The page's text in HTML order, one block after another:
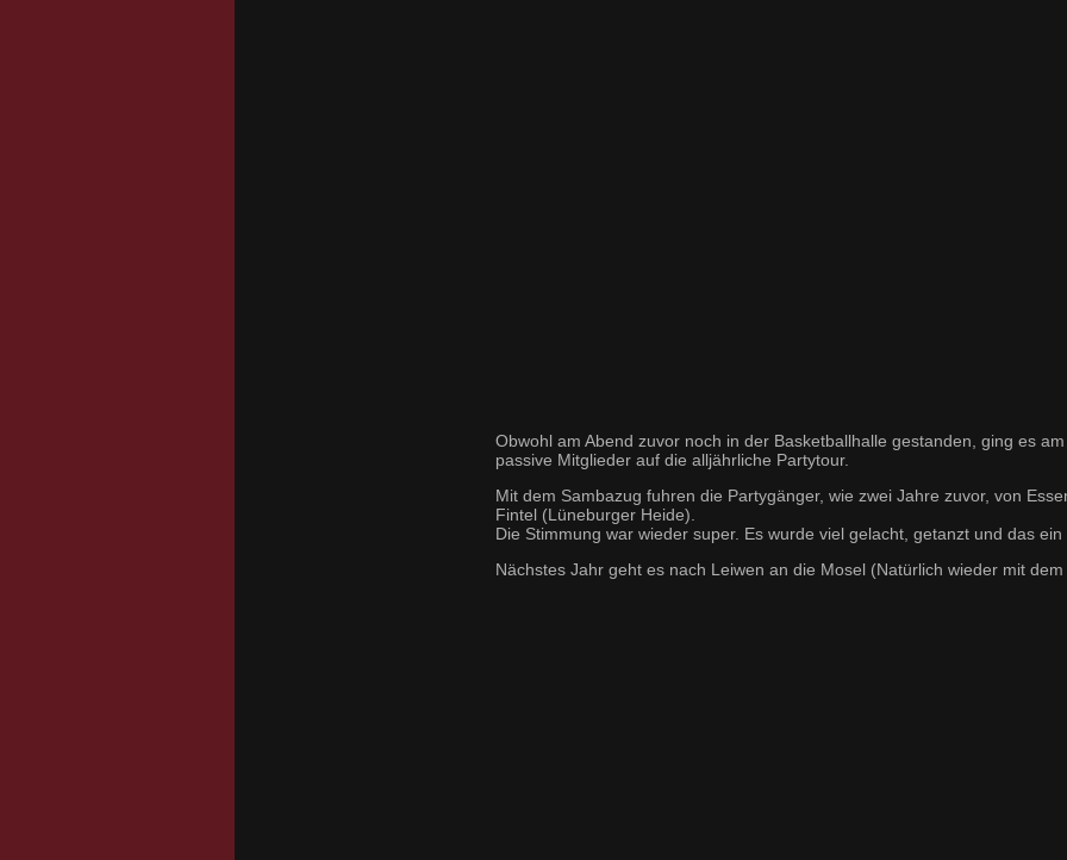
Obwohl am Abend zuvor noch in der Basketballhalle gestanden, ging es
passive Mitglieder auf die alljährliche Partytour.
Mit dem Sambazug fuhren die Partygänger, wie zwei Jahre zuvor, von
Fintel (Lüneburger Heide).
Die Stimmung war wieder super. Es wurde viel gelacht, getanzt und das
Nächstes Jahr geht es nach Leiwen an die Mosel (Natürlich wieder mit